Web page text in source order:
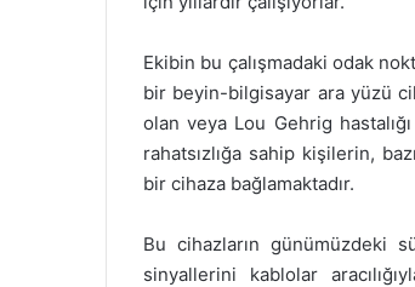
Ekibin bu çalışmadaki odak
bir beyin-bilgisayar ara yüzü
olan veya Lou Gehrig
rahatsızlığa sahip kişilerin,
bir cihaza bağlamaktadır.
Bu cihazların günümüzdeki
sinyallerini kablolar